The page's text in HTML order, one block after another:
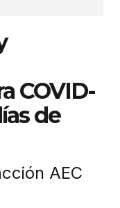
COVID-
de
AEC